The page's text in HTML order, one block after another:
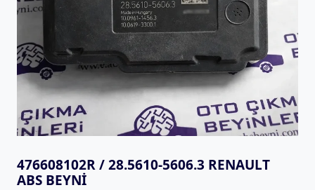
476608102R / 28.5610-5606.3 RENAULT
ABS BEYNI